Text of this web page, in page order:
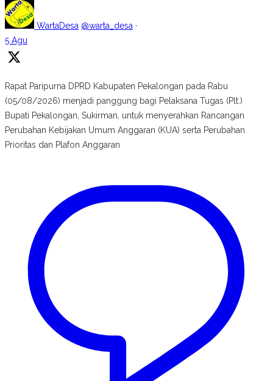
WartaDesa @warta_desa ·
5 Agu
Rapat Paripurna DPRD Kabupaten Pekalongan pada Rabu
(05/08/2026) menjadi panggung bagi Pelaksana Tugas (Plt.)
Bupati Pekalongan, Sukirman, untuk menyerahkan Rancangan
Perubahan Kebijakan Umum Anggaran (KUA) serta Perubahan
Prioritas dan Plafon Anggaran